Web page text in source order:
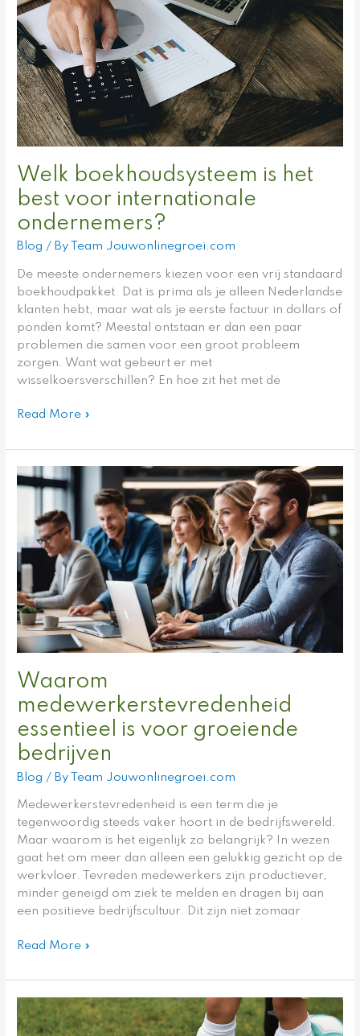
Welk boekhoudsysteem is het
best voor internationale
ondernemers?
Blog / By Team Jouwonlinegroei.com
De meeste ondernemers kiezen voor een vrij standaard
boekhoudpakket. Dat is prima als je alleen Nederlandse
klanten hebt, maar wat als je eerste factuur in dollars of
ponden komt? Meestal ontstaan er dan een paar
problemen die samen voor een groot probleem
zorgen. Want wat gebeurt er met
wisselkoersverschillen? En hoe zit het met de
best
voor
internationale
ondernemers?
Read More »
Waarom
medewerkerstevredenheid
essentieel is voor groeiende
bedrijven
Blog / By Team Jouwonlinegroei.com
Medewerkerstevredenheid is een term die je
tegenwoordig steeds vaker hoort in de bedrijfswereld.
Maar waarom is het eigenlijk zo belangrijk? In wezen
gaat het om meer dan alleen een gelukkig gezicht op de
werkvloer. Tevreden medewerkers zijn productiever,
minder geneigd om ziek te melden en dragen bij aan
een positieve bedrijfscultuur. Dit zijn niet zomaar
Waarom
medewerkerstevredenheid
essentieel
voor
groeiende
bedrijven
Read More »
Beste
Software